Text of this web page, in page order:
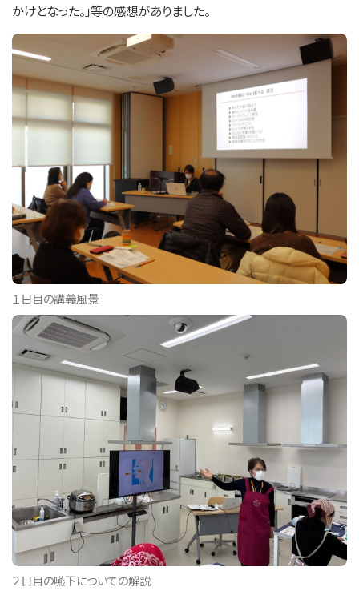
かけとなった。」等の感想がありました。
１日目の講義風景
２日目の嚥下についての解説